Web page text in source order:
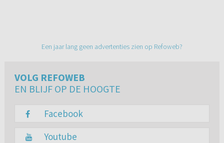
Een jaar lang geen advertenties zien op Refoweb?
VOLG REFOWEB
EN BLIJF OP DE HOOGTE
Facebook
Youtube